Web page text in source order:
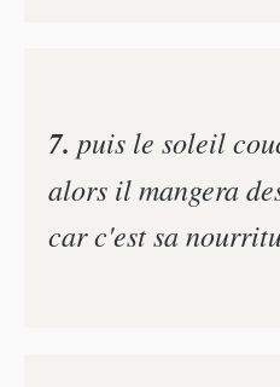
7. puis le soleil
alors il mangera
car c'est sa